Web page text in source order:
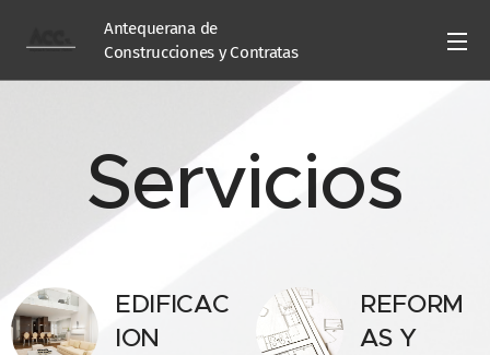
Antequerana de
Construcciones y Contratas
Servicios
EDIFICAC
ION
REFORM
AS Y